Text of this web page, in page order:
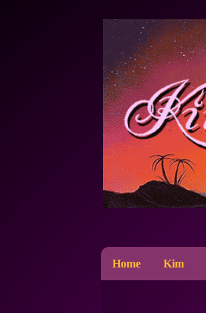
Home Kim